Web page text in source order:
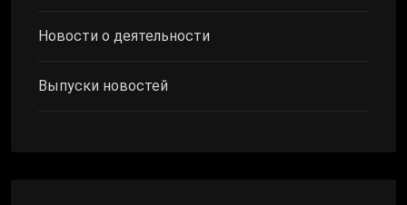
Новости о деятельности
Выпуски новостей